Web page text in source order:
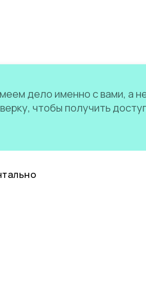
дело именно с вами, а
чтобы получить